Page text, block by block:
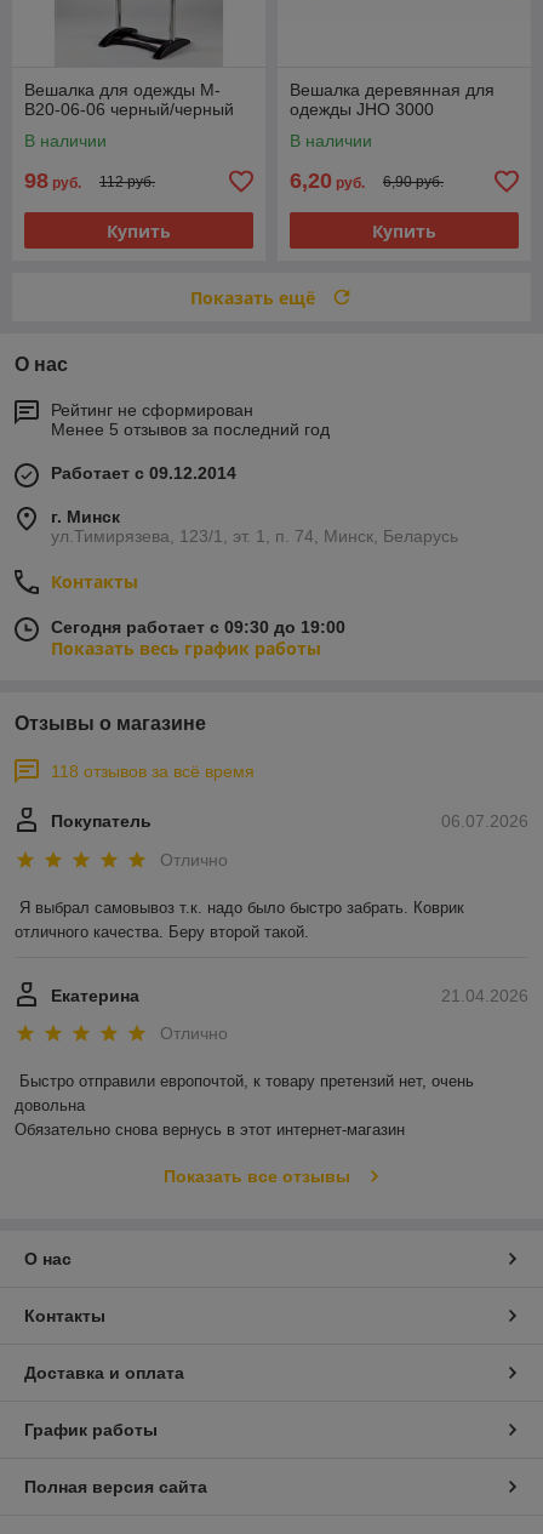
Вешалка для одежды М-
B20-06-06 черный/черный
В наличии
98 руб. 112 руб.
Купить
Вешалка деревянная для
одежды JHО 3000
В наличии
6,20 руб. 6,90 руб.
Купить
Показать ещё
О нас
Рейтинг не сформирован
Менее 5 отзывов за последний год
Работает с 09.12.2014
г. Минск
ул.Тимирязева, 123/1, эт. 1, п. 74, Минск, Беларусь
Контакты
Сегодня работает с 09:30 до 19:00
Показать весь график работы
Отзывы о магазине
118 отзывов за всё время
06.07.2026
Покупатель
Отлично
Я выбрал самовывоз т.к. надо было быстро забрать. Коврик
отличного качества. Беру второй такой.
21.04.2026
Екатерина
Отлично
Быстро отправили европочтой, к товару претензий нет, очень
довольна
Обязательно снова вернусь в этот интернет-магазин
Показать все отзывы
О нас
Контакты
Доставка и оплата
График работы
Полная версия сайта